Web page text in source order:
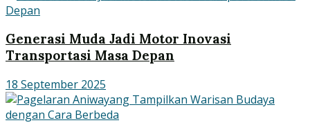
Generasi Muda Jadi Motor Inovasi
Transportasi Masa Depan
18 September 2025